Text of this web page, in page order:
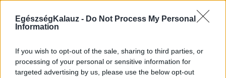
EgészségKalauz - Do Not Process My Personal
Information
If you wish to opt-out of the sale, sharing to third parties, or
processing of your personal or sensitive information for
targeted advertising by us, please use the below opt-out
Életmódváltás
Kutatás
Videók
Kisállatok egészsége